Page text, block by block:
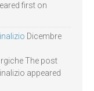
first on
Dicembre
The post
appeared